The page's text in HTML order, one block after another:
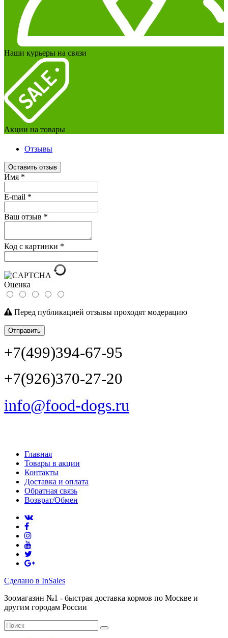
Наши курьеры на связи
Акции на товары
Отзывы
Оставить отзыв
Имя *
E-mail *
Ваш отзыв *
Код с картинки *
Оценка
Перед публикацией отзывы проходят модерацию
Отправить
+7(499)394-67-95
+7(926)370-27-20
info@food-dogs.ru
Главная
Товары в акции
Контакты
Доставка и оплата
Обратная связь
Возврат/Обмен
Сделано в InSales
Зоомагазин №1 - быстрая доставка кормов по Москве и
другим городам России